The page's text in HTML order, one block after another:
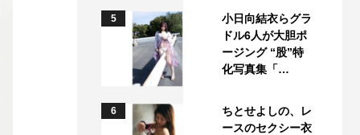
5
小日向結衣らグラ
ドル6人が大胆ポ
ージング “股”特
化写真集「…
6
ちとせよしの、レ
ースのセクシー衣